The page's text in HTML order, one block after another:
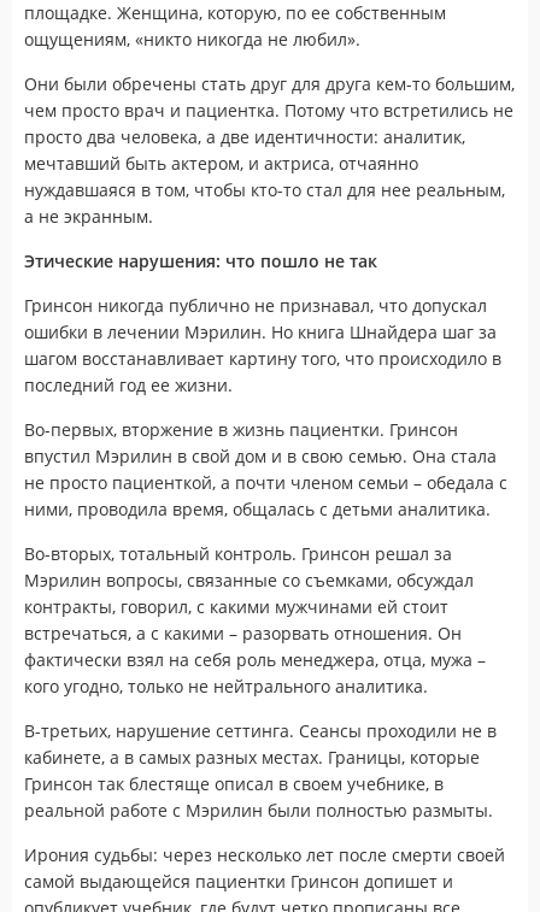
площадке. Женщина, которую, по ее собственным
ощущениям, «никто никогда не любил».
Они были обречены стать друг для друга кем-то большим,
чем просто врач и пациентка. Потому что встретились не
просто два человека, а две идентичности: аналитик,
мечтавший быть актером, и актриса, отчаянно
нуждавшаяся в том, чтобы кто-то стал для нее реальным,
а не экранным.
Этические нарушения: что пошло не так
Гринсон никогда публично не признавал, что допускал
ошибки в лечении Мэрилин. Но книга Шнайдера шаг за
шагом восстанавливает картину того, что происходило в
последний год ее жизни.
Во-первых, вторжение в жизнь пациентки. Гринсон
впустил Мэрилин в свой дом и в свою семью. Она стала
не просто пациенткой, а почти членом семьи – обедала с
ними, проводила время, общалась с детьми аналитика.
Во-вторых, тотальный контроль. Гринсон решал за
Мэрилин вопросы, связанные со съемками, обсуждал
контракты, говорил, с какими мужчинами ей стоит
встречаться, а с какими – разорвать отношения. Он
фактически взял на себя роль менеджера, отца, мужа –
кого угодно, только не нейтрального аналитика.
В-третьих, нарушение сеттинга. Сеансы проходили не в
кабинете, а в самых разных местах. Границы, которые
Гринсон так блестяще описал в своем учебнике, в
реальной работе с Мэрилин были полностью размыты.
Ирония судьбы: через несколько лет после смерти своей
самой выдающейся пациентки Гринсон допишет и